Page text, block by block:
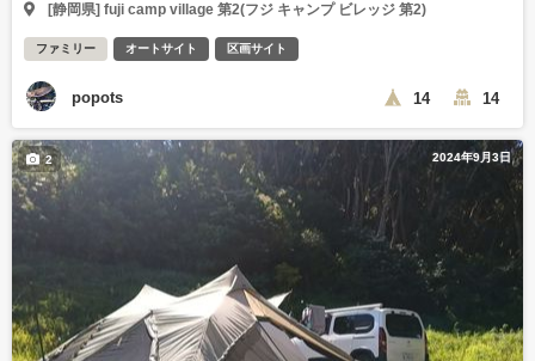
[静岡県] fuji camp village 第2(フジ キャンプ ビレッジ 第2)
ファミリー オートサイト 区画サイト
popots 14 14
2024年9月3日
2